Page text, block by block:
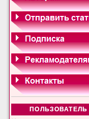
ПОЛЬЗОВАТЕЛЬ